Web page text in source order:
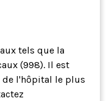
tels que la
(998). Il est
de l'hôpital le plus